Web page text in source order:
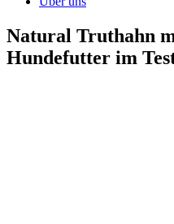
Natural Truthahn
Hundefutter im